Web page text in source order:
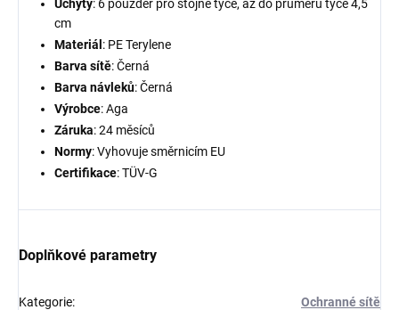
Úchyty: 6 pouzder pro stojné tyče, až do průměru tyče 4,5
cm
Materiál : PE Terylene
Barva sítě: Černá
Barva návleků: Černá
Výrobce: Aga
Záruka: 24 měsíců
Normy: Vyhovuje směrnicím EU
Certifikace: TÜV-G
Doplňkové parametry
Kategorie: Ochranné sítě